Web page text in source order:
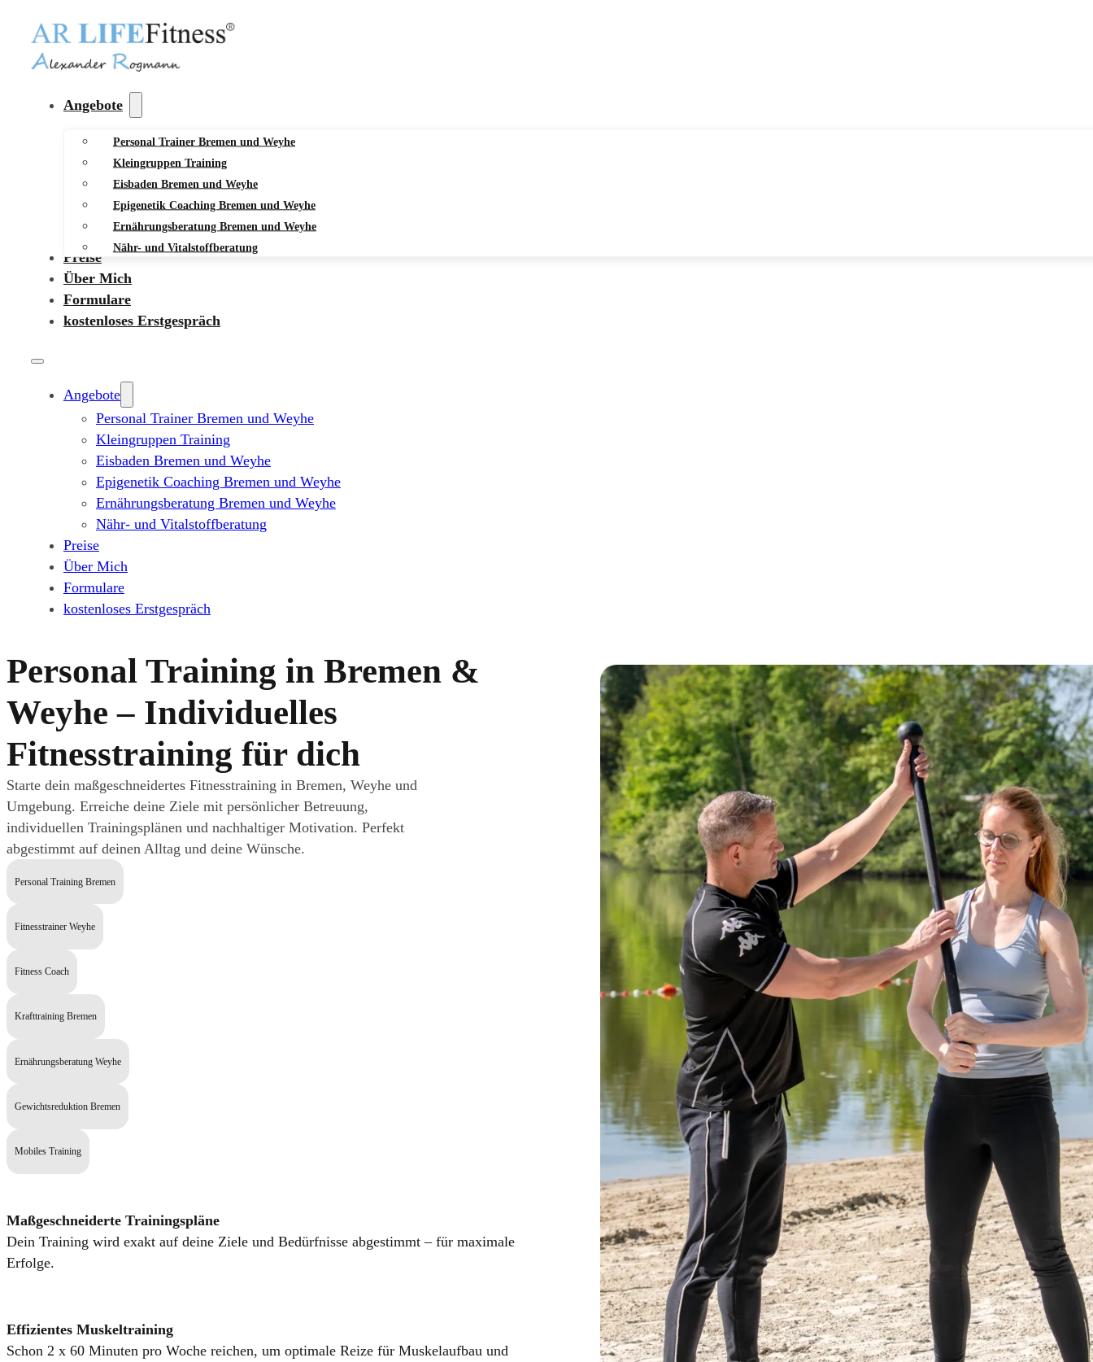
Angebote
Personal Trainer Bremen und Weyhe
Kleingruppen Training
Eisbaden Bremen und Weyhe
Epigenetik Coaching Bremen und Weyhe
Ernährungsberatung Bremen und Weyhe
Nähr- und Vitalstoffberatung
Preise
Über Mich
Formulare
kostenloses Erstgespräch
Angebote
Personal Trainer Bremen und Weyhe
Kleingruppen Training
Eisbaden Bremen und Weyhe
Epigenetik Coaching Bremen und Weyhe
Ernährungsberatung Bremen und Weyhe
Nähr- und Vitalstoffberatung
Preise
Über Mich
Formulare
kostenloses Erstgespräch
Personal Training in Bremen &
Weyhe – Individuelles
Fitnesstraining für dich
Starte dein maßgeschneidertes Fitnesstraining in Bremen, Weyhe und
Umgebung. Erreiche deine Ziele mit persönlicher Betreuung,
individuellen Trainingsplänen und nachhaltiger Motivation. Perfekt
abgestimmt auf deinen Alltag und deine Wünsche.
Personal Training Bremen
Fitnesstrainer Weyhe
Fitness Coach
Krafttraining Bremen
Ernährungsberatung Weyhe
Gewichtsreduktion Bremen
Mobiles Training
Maßgeschneiderte Trainingspläne
Dein Training wird exakt auf deine Ziele und Bedürfnisse abgestimmt – für maximale
Erfolge.
Effizientes Muskeltraining
Schon 2 x 60 Minuten pro Woche reichen, um optimale Reize für Muskelaufbau und